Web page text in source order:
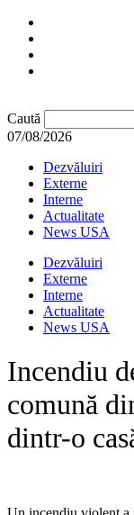
Caută
07/08/2026
Dezvăluiri
Externe
Interne
Actualitate
News USA
Dezvăluiri
Externe
Interne
Actualitate
News USA
Incendiu
comună
dintr-o